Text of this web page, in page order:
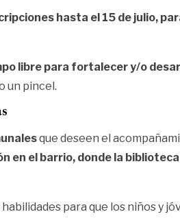
hasta el 15 de julio,
libre para fortalecer y/o
un pincel.
que deseen el
en el barrio, donde la
para que los niños y